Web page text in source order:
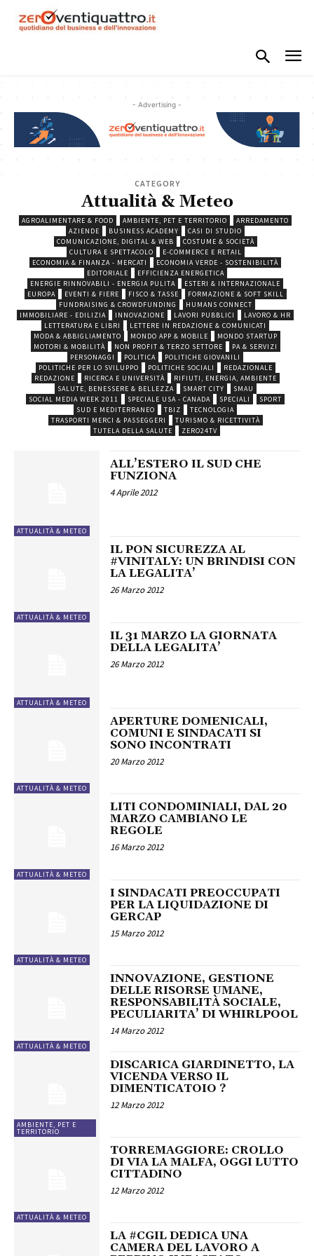
- Advertising -
CATEGORY
Attualità & Meteo
AGROALIMENTARE & FOOD AMBIENTE, PET E TERRITORIO
ARREDAMENTO
AZIENDE
BUSINESS ACADEMY
CASI DI STUDIO
COMUNICAZIONE, DIGITAL & WEB
COSTUME & SOCIETÀ
CULTURA E SPETTACOLO
E-COMMERCE E RETAIL
ECONOMIA & FINANZA - MERCATI
ECONOMIA VERDE - SOSTENIBILITÀ
EDITORIALE
EFFICIENZA ENERGETICA
ENERGIE RINNOVABILI - ENERGIA PULITA
ESTERI & INTERNAZIONALE
EUROPA
EVENTI & FIERE FISCO & TASSE
FORMAZIONE & SOFT SKILL
FUNDRAISING & CROWDFUNDING
HUMANS CONNECT
IMMOBILIARE - EDILIZIA
INNOVAZIONE LAVORI PUBBLICI
LAVORO & HR
LETTERATURA E LIBRI
LETTERE IN REDAZIONE & COMUNICATI
MODA & ABBIGLIAMENTO
MONDO APP & MOBILE
MONDO STARTUP
MOTORI & MOBILITÀ
NON PROFIT & TERZO SETTORE
PA & SERVIZI
PERSONAGGI
POLITICA
POLITICHE GIOVANILI
POLITICHE PER LO SVILUPPO
POLITICHE SOCIALI
REDAZIONALE
REDAZIONE
RICERCA E UNIVERSITÀ
RIFIUTI, ENERGIA, AMBIENTE
SALUTE, BENESSERE & BELLEZZA
SMART CITY
SMAU
SOCIAL MEDIA WEEK 2011
SPECIALE USA - CANADA SPECIALI
SPORT
SUD E MEDITERRANEO
TBIZ
TECNOLOGIA
TRASPORTI MERCI & PASSEGGERI
TURISMO & RICETTIVITÀ
TUTELA DELLA SALUTE
ZERO24TV
ATTUALITÀ & METEO
ALL’ESTERO IL SUD CHE
FUNZIONA
4 Aprile 2012
ATTUALITÀ & METEO
IL PON SICUREZZA AL
#VINITALY: UN BRINDISI CON
LA LEGALITA’
26 Marzo 2012
ATTUALITÀ & METEO
IL 31 MARZO LA GIORNATA
DELLA LEGALITA’
26 Marzo 2012
ATTUALITÀ & METEO
APERTURE DOMENICALI,
COMUNI E SINDACATI SI
SONO INCONTRATI
20 Marzo 2012
ATTUALITÀ & METEO
LITI CONDOMINIALI, DAL 20
MARZO CAMBIANO LE
REGOLE
16 Marzo 2012
ATTUALITÀ & METEO
I SINDACATI PREOCCUPATI
PER LA LIQUIDAZIONE DI
GERCAP
15 Marzo 2012
ATTUALITÀ & METEO
INNOVAZIONE, GESTIONE
DELLE RISORSE UMANE,
RESPONSABILITÀ SOCIALE,
PECULIARITA’ DI WHIRLPOOL
14 Marzo 2012
AMBIENTE, PET E
TERRITORIO
DISCARICA GIARDINETTO, LA
VICENDA VERSO IL
DIMENTICATOIO ?
12 Marzo 2012
ATTUALITÀ & METEO
TORREMAGGIORE: CROLLO
DI VIA LA MALFA, OGGI LUTTO
CITTADINO
12 Marzo 2012
LA #CGIL DEDICA UNA
CAMERA DEL LAVORO A